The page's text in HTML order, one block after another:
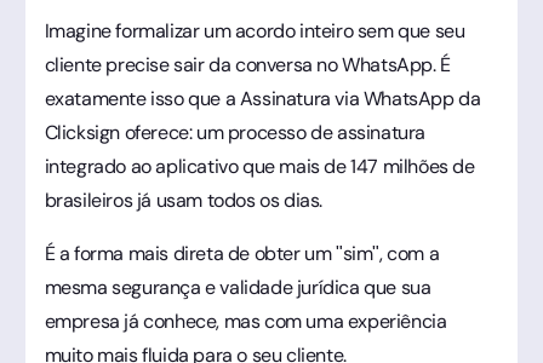
Imagine formalizar um acordo inteiro sem que seu
cliente precise sair da conversa no WhatsApp. É
exatamente isso que a Assinatura via WhatsApp da
Clicksign oferece: um processo de assinatura
integrado ao aplicativo que mais de 147 milhões de
brasileiros já usam todos os dias.
É a forma mais direta de obter um "sim", com a
mesma segurança e validade jurídica que sua
empresa já conhece, mas com uma experiência
muito mais fluida para o seu cliente.